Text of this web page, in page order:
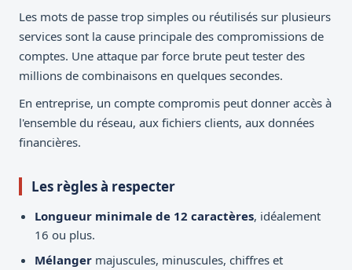
Les mots de passe trop simples ou réutilisés sur plusieurs
services sont la cause principale des compromissions de
comptes. Une attaque par force brute peut tester des
millions de combinaisons en quelques secondes.
En entreprise, un compte compromis peut donner accès à
l'ensemble du réseau, aux fichiers clients, aux données
financières.
Les règles à respecter
Longueur minimale de 12 caractères, idéalement
16 ou plus.
Mélanger majuscules, minuscules, chiffres et